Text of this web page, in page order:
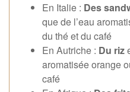
En Italie : Des
que de l’eau
du thé et du café
En Autriche : Du riz
aromatisée orange
café